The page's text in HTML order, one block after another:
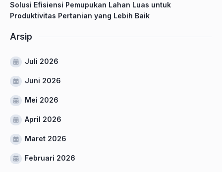
Solusi Efisiensi Pemupukan Lahan Luas untuk
Produktivitas Pertanian yang Lebih Baik
Arsip
Juli 2026
Juni 2026
Mei 2026
April 2026
Maret 2026
Februari 2026